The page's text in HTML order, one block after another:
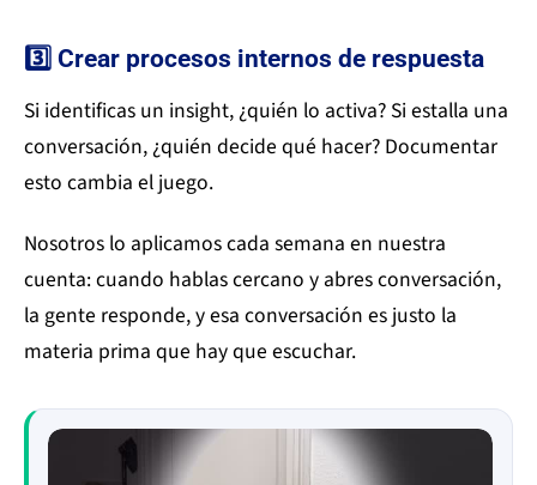
3️⃣ Crear procesos internos de respuesta
Si identificas un insight, ¿quién lo activa? Si estalla una
conversación, ¿quién decide qué hacer? Documentar
esto cambia el juego.
Nosotros lo aplicamos cada semana en nuestra
cuenta: cuando hablas cercano y abres conversación,
la gente responde, y esa conversación es justo la
materia prima que hay que escuchar.